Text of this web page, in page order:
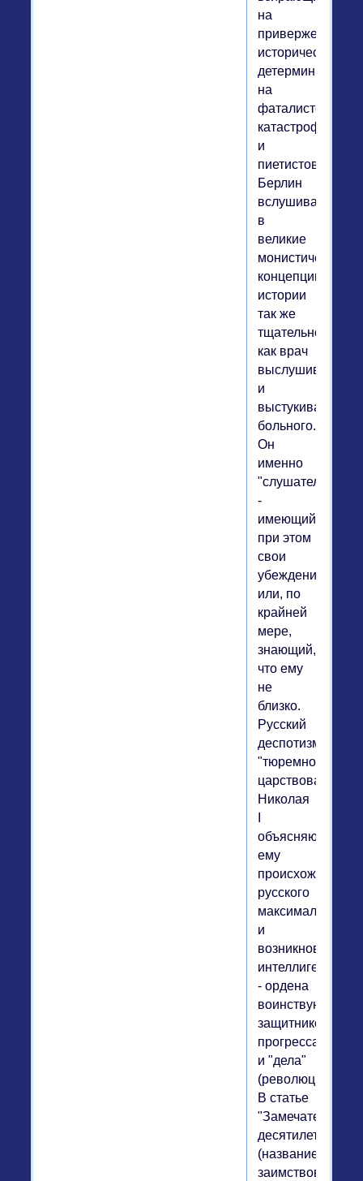
на
приверженцев
исторического
детерминизма,
на
фаталистов,
катастрофистов
и
пиетистов,
Берлин
вслушивается
в
великие
монистические
концепции
истории
так же
тщательно,
как врач
выслушивает
и
выстукивает
больного.
Он
именно
"слушатель"
-
имеющий
при этом
свои
убеждения
или, по
крайней
мере,
знающий,
что ему
не
близко.
Русский
деспотизм,
"тюремное"
царствование
Николая
объясняют
ему
происхождение
русского
максимализма
и
возникновение
интеллигенции
- ордена
воинствующих
защитников
прогресса
и "дела"
(революции).
В статье
"Замечательное
десятилетие"
(название
заимствовано